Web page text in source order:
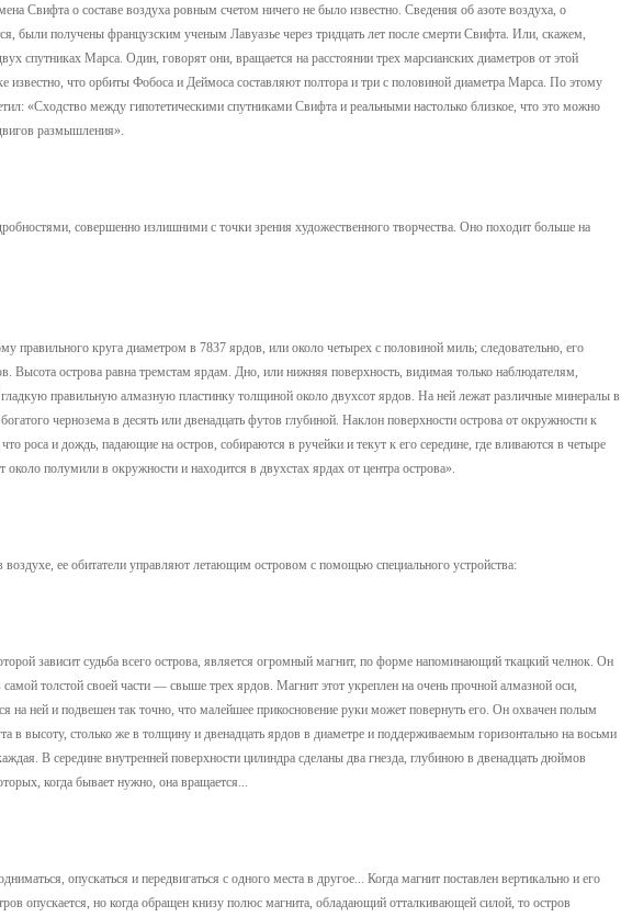
Свифта о составе воздуха ровным счетом ничего не было известно. Сведения об азоте воздуха, о
были получены французским ученым Лавуазье через тридцать лет после смерти Свифта. Или, скажем,
спутниках Марса. Один, говорят они, вращается на расстоянии трех марсианских диаметров от этой
что орбиты Фобоса и Деймоса составляют полтора и три с половиной диаметра Марса. По этому
«Сходство между гипотетическими спутниками Свифта и реальными настолько близкое, что это можно
размышления».
совершенно излишними с точки зрения художественного творчества. Оно походит больше на
правильного круга диаметром в 7837 ярдов, или около четырех с половиной миль; следовательно, его
Высота острова равна тремстам ярдам. Дно, или нижняя поверхность, видимая только наблюдателям,
правильную алмазную пластинку толщиной около двухсот ярдов. На ней лежат различные минералы в
чернозема в десять или двенадцать футов глубиной. Наклон поверхности острова от окружности к
роса и дождь, падающие на остров, собираются в ручейки и текут к его середине, где вливаются в четыре
полумили в окружности и находится в двухстах ярдах от центра острова».
ее обитатели управляют летающим островом с помощью специального устройства:
зависит судьба всего острова, является огромный магнит, по форме напоминающий ткацкий челнок. Он
толстой своей части — свыше трех ярдов. Магнит этот укреплен на очень прочной алмазной оси,
на ней и подвешен так точно, что малейшее прикосновение руки может повернуть его. Он охвачен полым
высоту, столько же в толщину и двенадцать ярдов в диаметре и поддерживаемым горизонтально на восьми
В середине внутренней поверхности цилиндра сделаны два гнезда, глубиною в двенадцать дюймов
когда бывает нужно, она вращается...
опускаться и передвигаться с одного места в другое... Когда магнит поставлен вертикально и его
опускается, но когда обращен книзу полюс магнита, обладающий отталкивающей силой, то остров